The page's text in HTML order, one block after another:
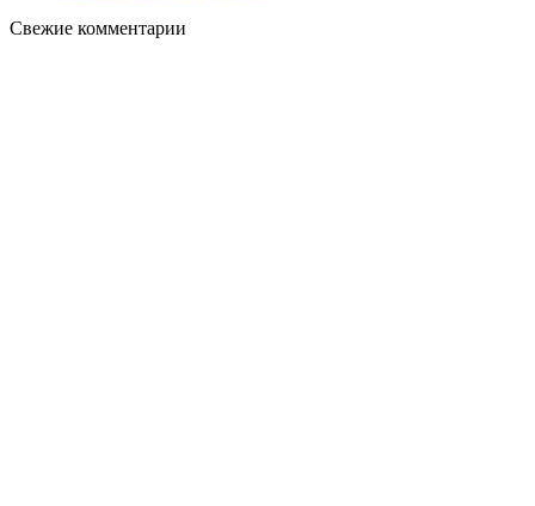
Свежие комментарии